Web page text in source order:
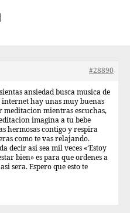
#28890
ansiedad busca musica de
hay unas muy buenas
meditacion mientras escuchas,
imagina a tu bebe
hermosas contigo y respira
como te vas relajando.
decir asi sea mil veces «‘Estoy
bien» es para que ordenes a
sera. Espero que esto te